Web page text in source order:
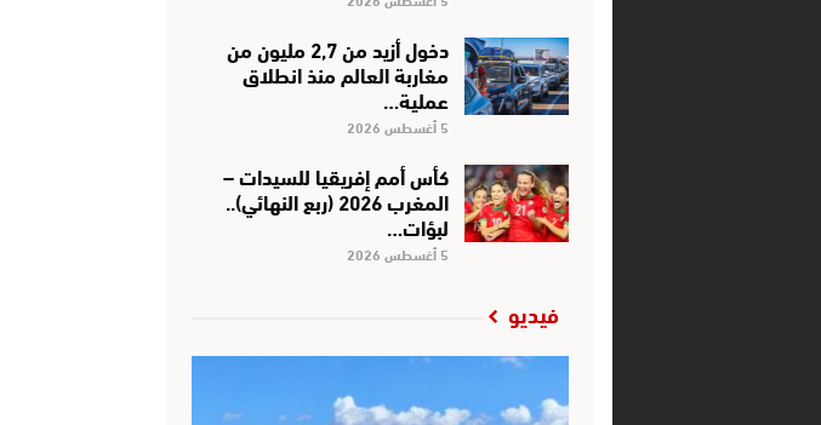
دخول أزيد من 2,7 مليون من
مغاربة العالم منذ انطلاق
عملية…
5 أغسطس 2026
كأس أمم إفريقيا للسيدات –
المغرب 2026 (ربع النهائي)..
لبؤات…
5 أغسطس 2026
فيديو